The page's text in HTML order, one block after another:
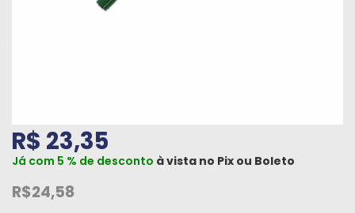
Tintas
Químicos
R$ 23,35
Já com 5 % de desconto à vista no Pix ou Boleto
R$24,58